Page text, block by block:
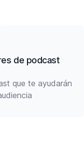
de podcast
que te ayudarán